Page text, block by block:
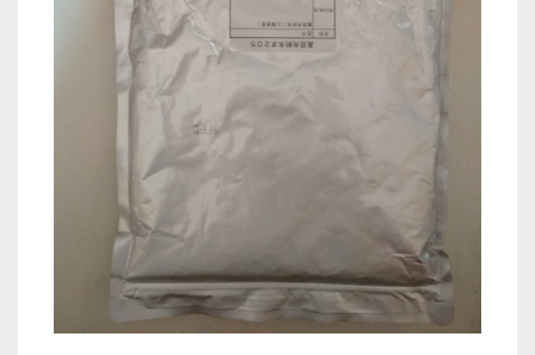
Wishlist О Нас Бобовая паста Анко
Хлорелла
Сотрудничество